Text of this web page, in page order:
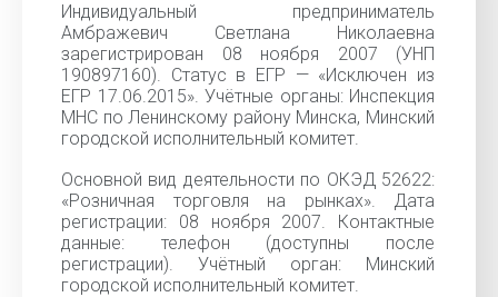
Индивидуальный предприниматель
Амбражевич Светлана Николаевна
зарегистрирован 08 ноября 2007 (УНП
190897160). Статус в ЕГР — «Исключен из
ЕГР 17.06.2015». Учётные органы: Инспекция
МНС по Ленинскому району Минска, Минский
городской исполнительный комитет.
Основной вид деятельности по ОКЭД 52622:
«Розничная торговля на рынках». Дата
регистрации: 08 ноября 2007. Контактные
данные: телефон (доступны после
регистрации). Учётный орган: Минский
городской исполнительный комитет.